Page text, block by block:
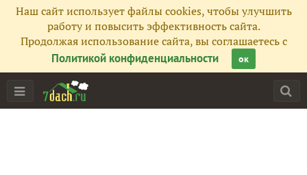
Наш сайт использует файлы cookies, чтобы улучшить
работу и повысить эффективность сайта.
Продолжая использование сайта, вы соглашаетесь с
Политикой конфиденциальности
ок